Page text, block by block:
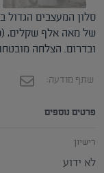
סלון המעצבים הגדול
של מאה אלף שקלים,
ובדרום. הצלחה
שתף מודעה:
פרטים נוספים
רישיון
לא ידוע